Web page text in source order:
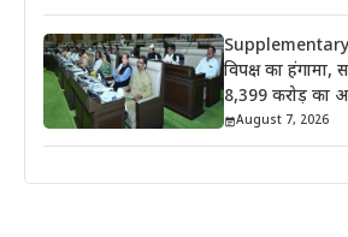
विपक्ष का हंगामा,
8,399 करोड़ का
August 7, 2026